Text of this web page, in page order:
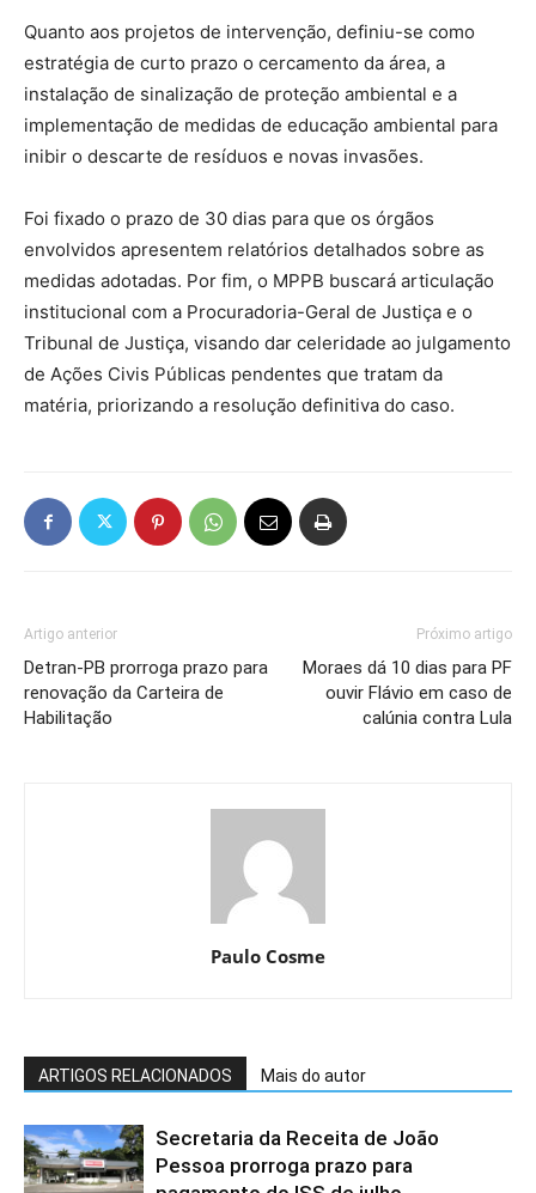
Quanto aos projetos de intervenção, definiu-se como
estratégia de curto prazo o cercamento da área, a
instalação de sinalização de proteção ambiental e a
implementação de medidas de educação ambiental para
inibir o descarte de resíduos e novas invasões.
Foi fixado o prazo de 30 dias para que os órgãos
envolvidos apresentem relatórios detalhados sobre as
medidas adotadas. Por fim, o MPPB buscará articulação
institucional com a Procuradoria-Geral de Justiça e o
Tribunal de Justiça, visando dar celeridade ao julgamento
de Ações Civis Públicas pendentes que tratam da
matéria, priorizando a resolução definitiva do caso.
Artigo anterior
Detran-PB prorroga prazo para
renovação da Carteira de
Habilitação
Próximo artigo
Moraes dá 10 dias para PF
ouvir Flávio em caso de
calúnia contra Lula
Paulo Cosme
ARTIGOS RELACIONADOS Mais do autor
Secretaria da Receita de João
Pessoa prorroga prazo para